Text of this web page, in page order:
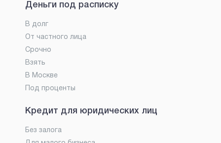
Деньги под расписку
В долг
От частного лица
Срочно
Взять
В Москве
Под проценты
Кредит для юридических лиц
Без залога